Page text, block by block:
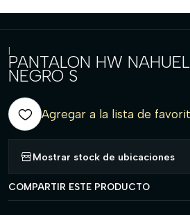
|
PANTALON HW
NEGRO S
Agregar a la lista de
Mostrar stock de ubicaciones
COMPARTIR ESTE PRODUCTO